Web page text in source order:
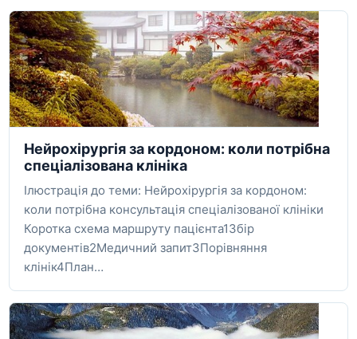
Нейрохірургія за кордоном: коли потрібна
спеціалізована клініка
Ілюстрація до теми: Нейрохірургія за кордоном:
коли потрібна консультація спеціалізованої клініки
Коротка схема маршруту пацієнта1Збір
документів2Медичний запит3Порівняння
клінік4План…